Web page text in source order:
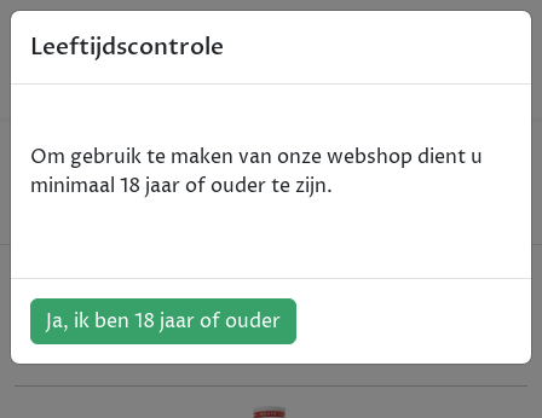
Home
Non-Alcohol
Monin Sirop Passion Fruit / Passievrucht -
Monin Sirop Passion Fruit /
Passievrucht - Passievrucht - 70cl
ArtikelNummer:801302
Leeftijdscontrole
Om gebruik te maken van onze webshop dient u
minimaal 18 jaar of ouder te zijn.
Ja, ik ben 18 jaar of ouder